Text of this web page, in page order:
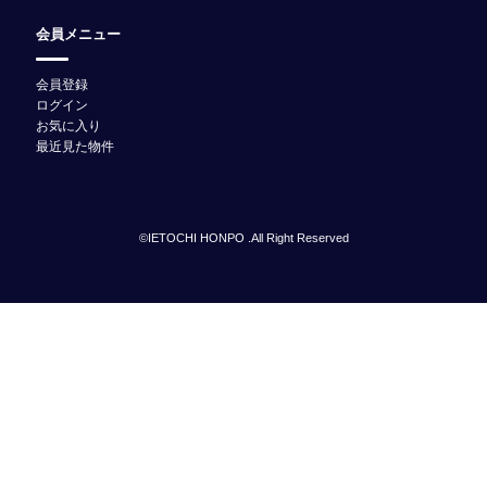
会員メニュー
会員登録
ログイン
お気に入り
最近見た物件
©IETOCHI HONPO .All Right Reserved